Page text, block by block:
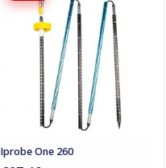
Iprobe One 260